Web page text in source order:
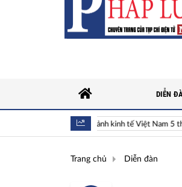
Toàn cảnh kinh tế Việt Nam 5 tháng
DIỄN
Trang chủ Diễn đàn